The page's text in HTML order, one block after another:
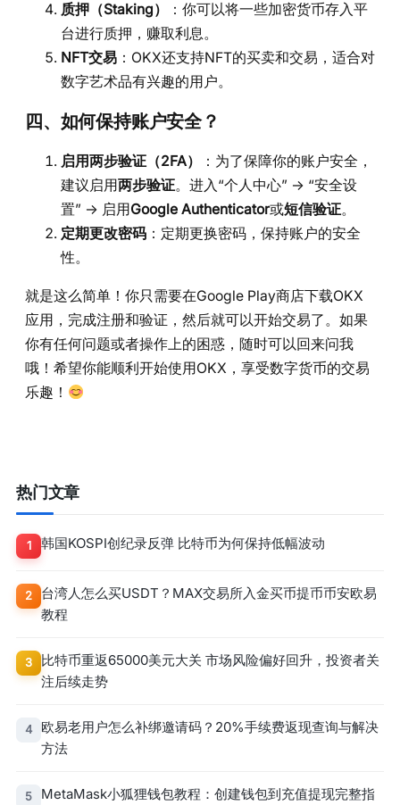
质押（Staking）
：你可以将一些加密货币存入平
台进行质押，赚取利息。
NFT交易 ：OKX还支持NFT的买卖和交易，适合对
数字艺术品有兴趣的用户。
四、如何保持账户安全？
启用两步验证（2FA）
：为了保障你的账户安全，
建议启用两步验证。进入“个人中心” -> “安全设
置” -> 启用 Google Authenticator或短信验证。
定期更改密码 ：定期更换密码，保持账户的安全
性。
就是这么简单！你只需要在Google Play商店下载OKX
应用，完成注册和验证，然后就可以开始交易了。如果
你有任何问题或者操作上的困惑，随时可以回来问我
哦！希望你能顺利开始使用OKX，享受数字货币的交易
乐趣！
热门文章
1 韩国KOSPI创纪录反弹 比特币为何保持低幅波动
2
台湾人怎么买USDT？MAX交易所入金买币提币币安欧易
教程
3
比特币重返65000美元大关 市场风险偏好回升，投资者关
注后续走势
4
欧易老用户怎么补绑邀请码？20%手续费返现查询与解决
方法
5
MetaMask小狐狸钱包教程：创建钱包到充值提现完整指